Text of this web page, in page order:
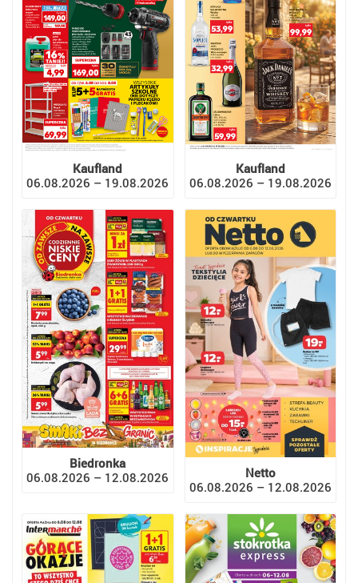
Kaufland
06.08.2026 – 19.08.2026
Kaufland
06.08.2026 – 19.08.2026
Biedronka
06.08.2026 – 12.08.2026
Netto
06.08.2026 – 12.08.2026